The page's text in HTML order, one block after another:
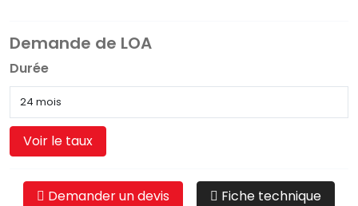
Demande de LOA
Durée
Voir le taux
Demander un devis Fiche technique